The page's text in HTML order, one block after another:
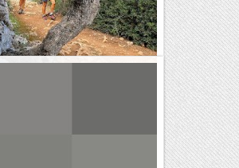
allunyats de la...